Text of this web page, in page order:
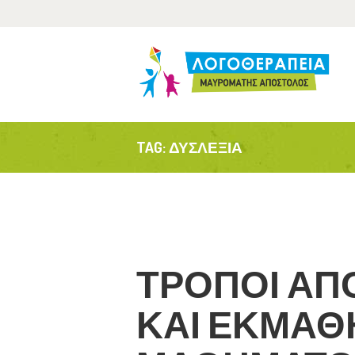
TAG: ΔΥΣΛΕΞΊΑ
ΤΡΟΠΟΙ
ΚΑΙ